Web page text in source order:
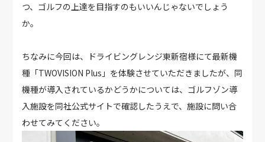
つ、ゴルフの上達を目指すのもいいんじゃないでしょう
か。
ちなみに今回は、ドライビングレンジ東新宿様にて最新機
種「TWOVISION Plus」を体験させていただきましたが、同
機種が導入されているかどうかについては、ゴルフゾン導
入施設を同社公式サイトで確認したうえで、施設に問い合
わせてみてください。